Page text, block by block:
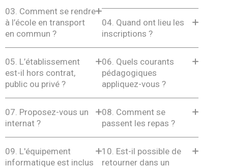
03. Comment se rendre
à l’école en transport
en commun ?
05. L’établissement
est-il hors contrat,
public ou privé ?
07. Proposez-vous un
internat ?
09. L'équipement
informatique est inclus
04. Quand ont lieu les
inscriptions ?
06. Quels courants
pédagogiques
appliquez-vous ?
08. Comment se
passent les repas ?
10. Est-il possible de
retourner dans un